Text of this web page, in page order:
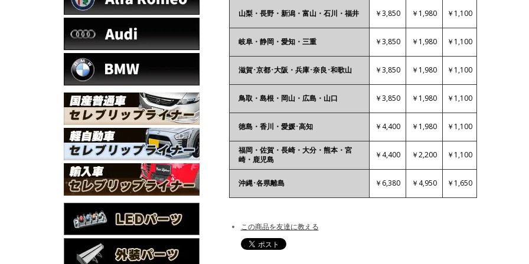
山梨・長野・新潟・富山・石川・福井 ￥3,850 ￥1,980 ￥1,100
岐阜・静岡・愛知・三重 ￥3,850 ￥1,980 ￥1,100
滋賀･京都･大阪・兵庫･奈良･和歌山 ￥3,850 ￥1,980 ￥1,100
鳥取・島根・岡山・広島・山口 ￥3,850 ￥1,980 ￥1,100
徳島・香川・愛媛･高知 ￥4,400 ￥1,980 ￥1,100
福岡・佐賀・長崎・大分・熊本・宮
崎・鹿児島
￥4,400 ￥2,200 ￥1,100
沖縄･各県離島 ￥6,380 ￥4,950 ￥1,650
この商品を友達に教える